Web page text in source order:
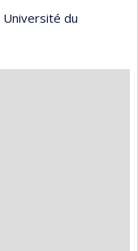
Université du